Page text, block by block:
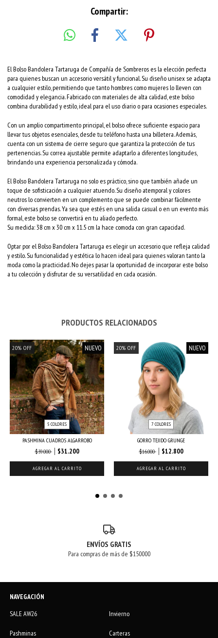
Compartir:
El Bolso Bandolera Tartaruga de Compañía de Sombreros es la elección perfecta
para quienes buscan un accesorio versátil y funcional. Su diseño unisex se adapta
a cualquier estilo, permitiendo que tanto hombres como mujeres lo lleven con
comodidad y elegancia. Fabricado con materiales de alta calidad, este bolso
combina durabilidad y estilo, ideal para el uso diario o para ocasiones especiales.
Con un amplio compartimento principal, el bolso ofrece suficiente espacio para
llevar tus objetos esenciales, desde tu teléfono hasta una billetera. Además,
cuenta con un sistema de cierre seguro que garantiza la protección de tus
pertenencias. Su correa ajustable permite adaptarlo a diferentes longitudes,
brindando una experiencia personalizada y cómoda.
El Bolso Bandolera Tartaruga no solo es práctico, sino que también añade un
toque de sofisticación a cualquier atuendo. Su diseño atemporal y colores
neutros lo convierten en un complemento que se puede combinar fácilmente
con diversas prendas. Ya sea que estés en una salida casual o en un evento más
formal, este bolso se convertirá en tu aliado perfecto.
Su medida: 38 cm x 30 cm x 11.5 cm la hace comoda con gran capacidad.
Optar por el Bolso Bandolera Tartaruga es elegir un accesorio que refleja calidad
y estilo. Su funcionalidad y estética lo hacen ideal para quienes valoran tanto la
moda como la practicidad. No dejes pasar la oportunidad de incorporar este bolso
a tu colección y disfrutar de su versatilidad en cada ocasión.
PRODUCTOS RELACIONADOS
20% OFF NUEVO
5 COLORES
PASHMINA CUADROS ALGARROBO
$39.000
$31.200
AGREGAR AL CARRITO
20% OFF NUEVO
7 COLORES
GORRO TEJIDO GRUNGE
$16.000
$12.800
AGREGAR AL CARRITO
ENVÍOS GRATIS
Para compras de más de $150000
NAVEGACIÓN
SALE AW26
Invierno
Pashminas Carteras